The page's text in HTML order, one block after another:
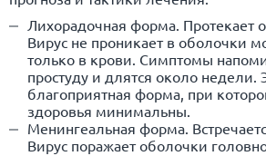
Лихорадочная форма. Протекает
Вирус не проникает в оболочки
только в крови. Симптомы
простуду и длятся около недели.
благоприятная форма, при
здоровья минимальны.
Менингеальная форма.
Вирус поражает оболочки